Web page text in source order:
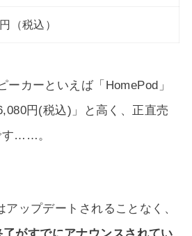
（税込）
ーカーといえば「HomePod」
円(税込)」と高く、正直売
す……。
ップデートされることなく、